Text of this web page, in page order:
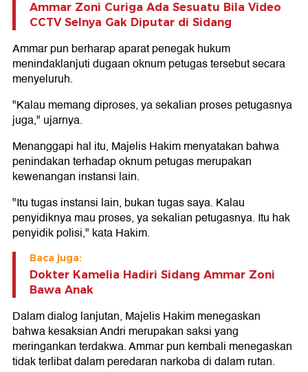
Ammar Zoni Curiga Ada Sesuatu Bila Video
CCTV Selnya Gak Diputar di Sidang
Ammar pun berharap aparat penegak hukum
menindaklanjuti dugaan oknum petugas tersebut secara
menyeluruh.
"Kalau memang diproses, ya sekalian proses petugasnya
juga," ujarnya.
Menanggapi hal itu, Majelis Hakim menyatakan bahwa
penindakan terhadap oknum petugas merupakan
kewenangan instansi lain.
"Itu tugas instansi lain, bukan tugas saya. Kalau
penyidiknya mau proses, ya sekalian petugasnya. Itu hak
penyidik polisi," kata Hakim.
Baca juga:
Dokter Kamelia Hadiri Sidang Ammar Zoni
Bawa Anak
Dalam dialog lanjutan, Majelis Hakim menegaskan
bahwa kesaksian Andri merupakan saksi yang
meringankan terdakwa. Ammar pun kembali menegaskan
tidak terlibat dalam peredaran narkoba di dalam rutan.